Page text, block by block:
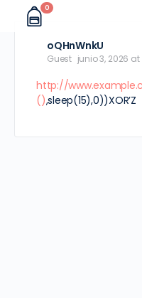
0
oQHnWnkU
Guest junio 3, 2026
http://
(),sleep(15),0))XOR’Z